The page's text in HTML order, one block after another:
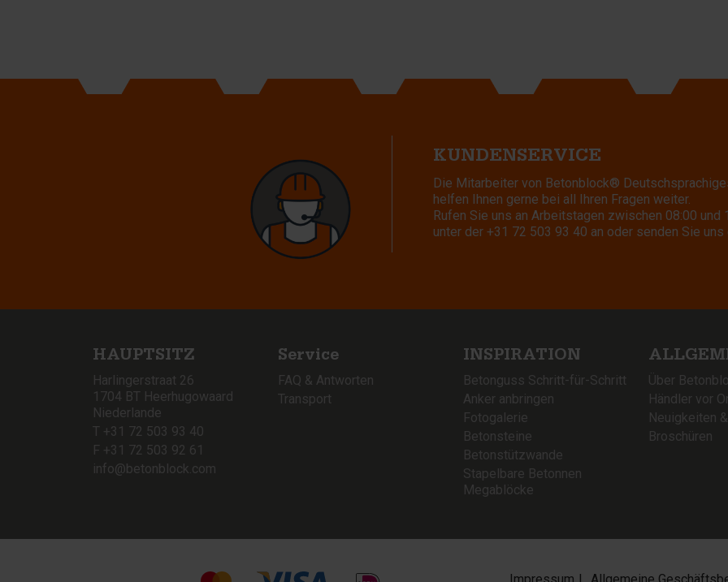
KUNDENSERVICE
Die Mitarbeiter von Betonblock®
helfen Ihnen gerne bei all Ihren Fragen weiter.
Rufen Sie uns an Arbeitstagen zwischen 08:00 und
unter der +31 72 503 93 40 an oder senden Sie uns
HAUPTSITZ
Harlingerstraat 26
1704 BT Heerhugowaard
Niederlande
T +31 72 503 93 40
F +31 72 503 92 61
info@betonblock.com
Service
FAQ & Antworten
Transport
INSPIRATION
Betonguss Schritt-für-Schritt
Anker anbringen
Fotogalerie
Betonsteine
Betonstützwande
Stapelbare Betonnen
Megablöcke
Über
Händler vor
Neuigkeiten
Broschüren